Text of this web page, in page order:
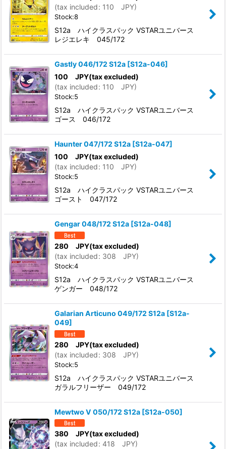
(tax included: 110 JPY)
Stock:8
S12a ハイクラスパック VSTARユニバース
レジエレキ 045/172
Gastly 046/172 S12a [S12a-046]
100 JPY(tax excluded)
(tax included: 110 JPY)
Stock:5
S12a ハイクラスパック VSTARユニバース
ゴース 046/172
Haunter 047/172 S12a [S12a-047]
100 JPY(tax excluded)
(tax included: 110 JPY)
Stock:5
S12a ハイクラスパック VSTARユニバース
ゴースト 047/172
Gengar 048/172 S12a [S12a-048]
280 JPY(tax excluded)
(tax included: 308 JPY)
Stock:4
S12a ハイクラスパック VSTARユニバース
ゲンガー 048/172
Galarian Articuno 049/172 S12a [S12a-
049]
280 JPY(tax excluded)
(tax included: 308 JPY)
Stock:5
S12a ハイクラスパック VSTARユニバース
ガラルフリーザー 049/172
Mewtwo V 050/172 S12a [S12a-050]
380 JPY(tax excluded)
(tax included: 418 JPY)